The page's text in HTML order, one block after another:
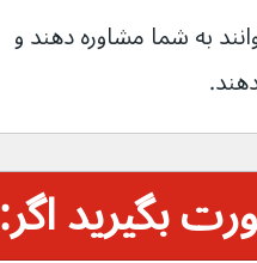
عمومی یا تیم مراقبتی شما می‌توانند به شما مشاوره دهند و
بگیرید اگر: